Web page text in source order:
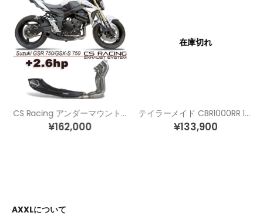
CS Racing アンダーマウント フルエキゾースト マフラー GSR750/GSX-S750
¥162,000
在庫切れ
テイラーメイド CBR1000RR 12-16 RC213Vスタイルマフラー 国内仕様 北米仕様専用
¥133,900
AXXLについて